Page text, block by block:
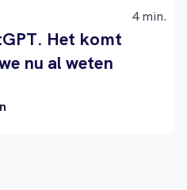
4 min.
Het komt
nu al weten